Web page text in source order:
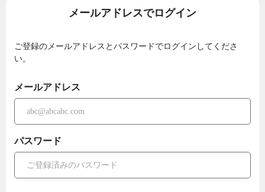
メールアドレスでログイン
ご登録のメールアドレスとパスワードでログインしてくださ
い。
メールアドレス
パスワード